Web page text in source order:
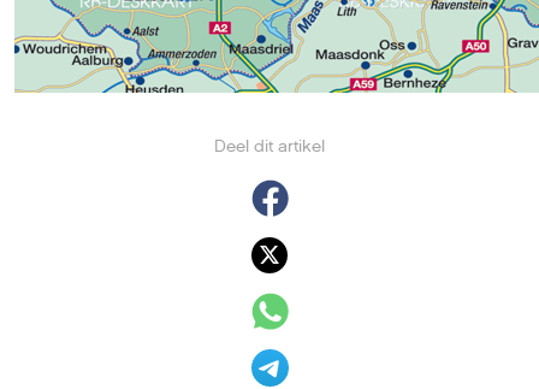
Deel dit artikel